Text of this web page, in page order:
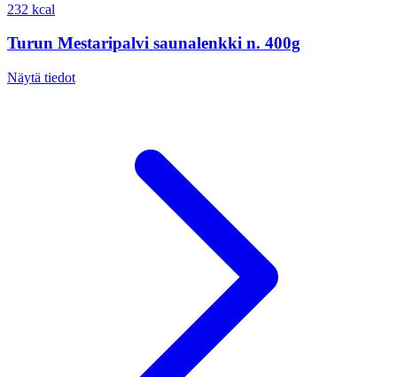
232 kcal
Turun Mestaripalvi saunalenkki n. 400g
Näytä tiedot